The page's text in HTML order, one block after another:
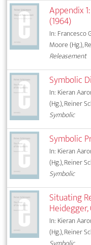
Appendix
(1964)
In: Francesco
Moore (Hg.),
Releasement
Symbolic
In: Kieran
(Hg.), Reiner
Symbolic
Symbolic
In: Kieran
(Hg.), Reiner
Symbolic
Situating
Heidegger,
In: Kieran
(Hg.), Reiner